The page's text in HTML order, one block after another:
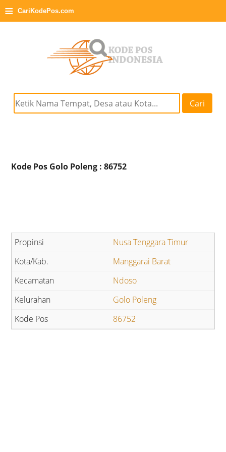
≡ CariKodePos.com
Cari
Kode Pos Golo Poleng : 86752
Nusa Tenggara Timur
Manggarai Barat
Ndoso
Golo Poleng
86752